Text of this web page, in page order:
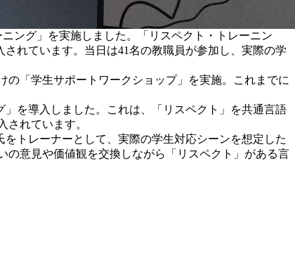
ング」を実施しました。「リスペクト・トレーニン
れています。当日は41名の教職員が参加し、実際の学
「学生サポートワークショップ」を実施。これまでに
を導入しました。これは、「リスペクト」を共通言語
れています。
トレーナーとして、実際の学生対応シーンを想定した
の意見や価値観を交換しながら「リスペクト」がある言